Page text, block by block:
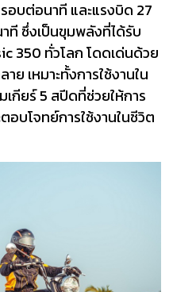
อบต่อนาที และแรงบิด 27
ที ซึ่งเป็นขุมพลังที่ได้รับ
350 ทั่วโลก โดดเด่นด้วย
เหมาะทั้งการใช้งานใน
เกียร์ 5 สปีดที่ช่วยให้การ
บโจทย์การใช้งานในชีวิต